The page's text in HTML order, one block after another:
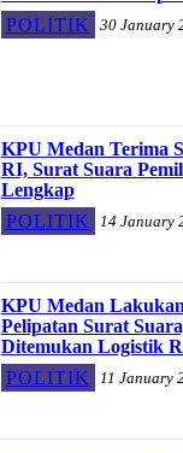
POLITIK
30 January
KPU Medan Terima
RI, Surat Suara
Lengkap
POLITIK
14 January
KPU Medan
Pelipatan Surat
Ditemukan Logistik
POLITIK
11 January